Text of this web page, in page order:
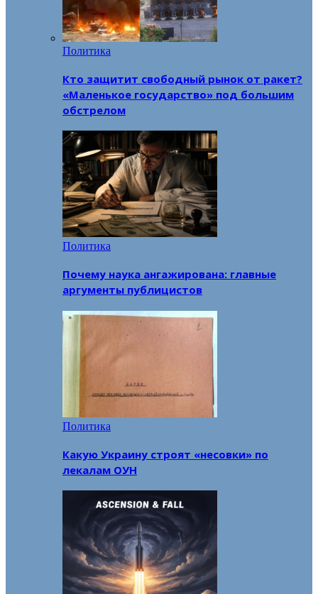
Политика
Кто защитит свободный рынок от ракет?
«Маленькое государство» под большим
обстрелом
Политика
Почему наука ангажирована: главные
аргументы публицистов
Политика
Какую Украину строят «несовки» по
лекалам ОУН